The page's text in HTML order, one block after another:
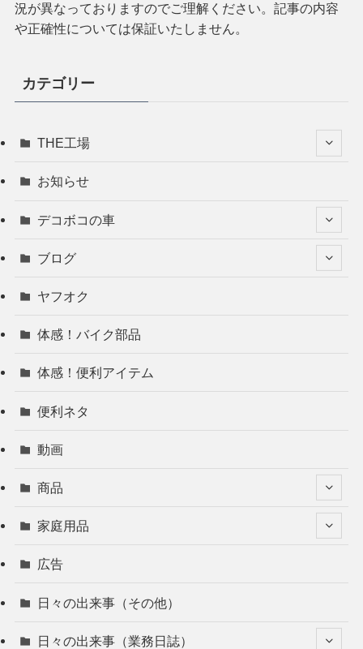
況が異なっておりますのでご理解ください。記事の内容
や正確性については保証いたしません。
カテゴリー
THE工場
お知らせ
デコボコの車
ブログ
ヤフオク
体感！バイク部品
体感！便利アイテム
便利ネタ
動画
商品
家庭用品
広告
日々の出来事（その他）
日々の出来事（業務日誌）